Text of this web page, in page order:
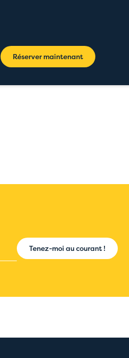
Réserver maintenant
Tenez-moi au courant !